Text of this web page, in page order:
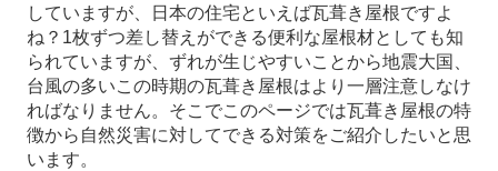
していますが、日本の住宅といえば瓦葺き屋根ですよ
ね？1枚ずつ差し替えができる便利な屋根材としても知
られていますが、ずれが生じやすいことから地震大国、
台風の多いこの時期の瓦葺き屋根はより一層注意しなけ
ればなりません。そこでこのページでは瓦葺き屋根の特
徴から自然災害に対してできる対策をご紹介したいと思
います。